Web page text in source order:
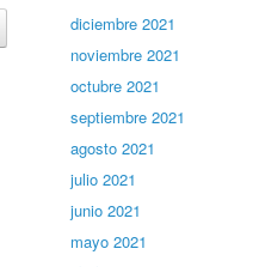
diciembre 2021
noviembre 2021
octubre 2021
septiembre 2021
agosto 2021
julio 2021
junio 2021
mayo 2021